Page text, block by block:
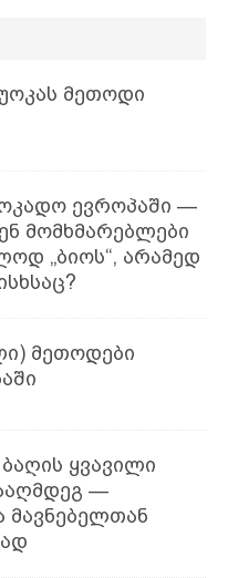
მეთოდი
ევროპაში —
მომხმარებლები
„ბიოს“, არამედ
მეთოდები
ყვავილი
—
მავნებელთან